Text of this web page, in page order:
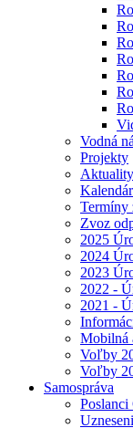
Vodná
Projekty
Aktuality
Termíny
Zvoz
2025
2024
2023
2022 -
2021 -
Mobilná
Voľby
Voľby
Samospráva
Poslanci